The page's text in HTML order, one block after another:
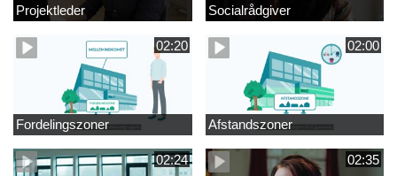
Projektleder Socialrådgiver
02:20
Fordelingszoner
02:00
Afstandszoner
02:24 02:35